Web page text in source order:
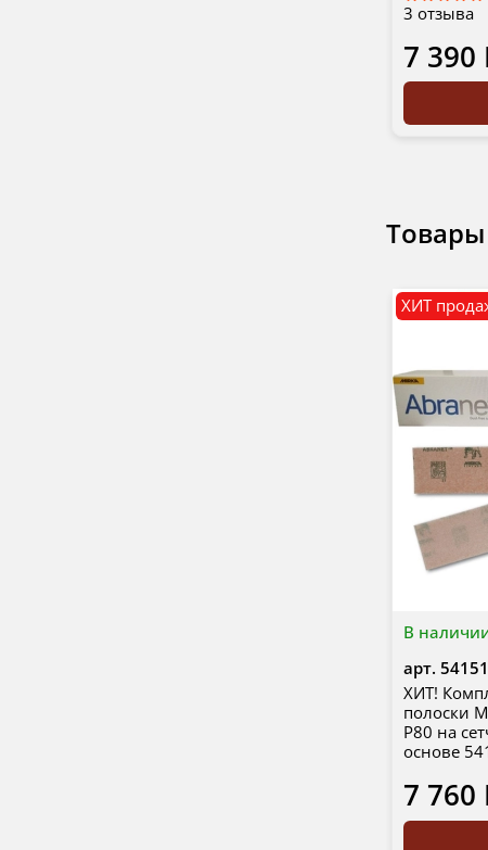
3 отзыва
7 390
В
ХИТ
арт.
ХИТ!
полоски
Р80 на
основе
7 760